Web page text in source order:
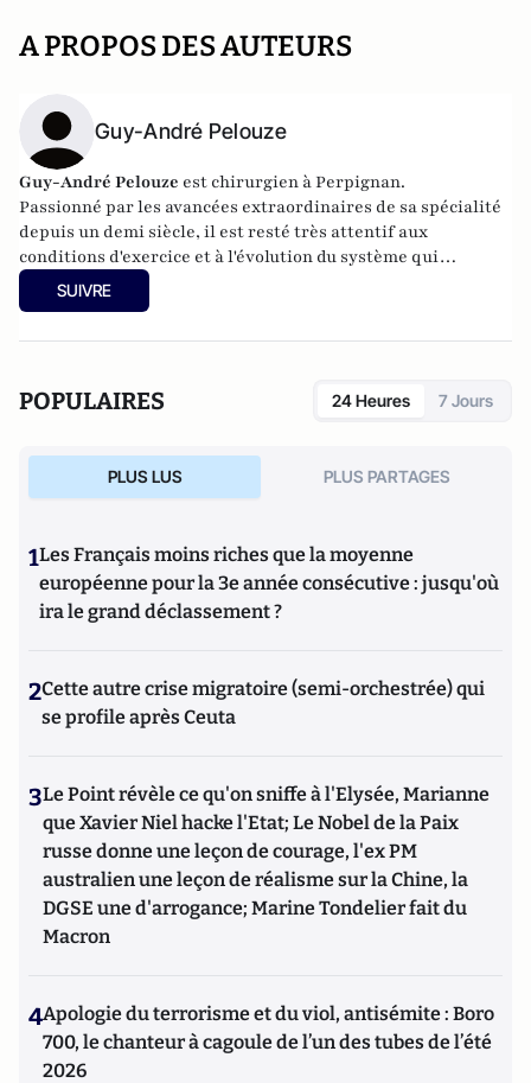
A PROPOS DES AUTEURS
Guy-André Pelouze
Guy-André Pelouze est chirurgien à Perpignan.
Passionné par les avancées extraordinaires de sa spécialité
depuis un demi siècle, il est resté très attentif aux
conditions d'exercice et à l'évolution du système qui
conditionnent la qualité des soins.
SUIVRE
POPULAIRES 24 Heures 7 Jours
PLUS LUS PLUS PARTAGES
1Les Français moins riches que la moyenne
européenne pour la 3e année consécutive : jusqu'où
ira le grand déclassement ?
2Cette autre crise migratoire (semi-orchestrée) qui
se profile après Ceuta
3Le Point révèle ce qu'on sniffe à l'Elysée, Marianne
que Xavier Niel hacke l'Etat; Le Nobel de la Paix
russe donne une leçon de courage, l'ex PM
australien une leçon de réalisme sur la Chine, la
DGSE une d'arrogance; Marine Tondelier fait du
Macron
4Apologie du terrorisme et du viol, antisémite : Boro
700, le chanteur à cagoule de l’un des tubes de l’été
2026